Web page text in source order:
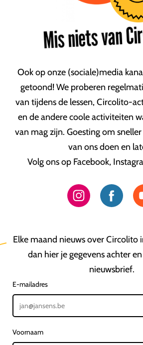
Mis niets van
Ook op onze (sociale)media
getoond! We proberen
van tijdens de lessen, Circolito-
en de andere coole activiteiten
van mag zijn. Goesting om
van ons doen en
Volg ons op Facebook,
Elke maand nieuws over Circolito
dan hier je gegevens achter
nieuwsbrief.
E-mailadres
Voornaam